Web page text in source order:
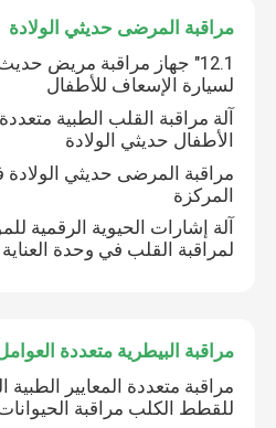
مراقبة المرضى حديثي الولادة
12.1" جهاز مراقبة مريض
لسيارة الإسعاف للأطفال
آلة مراقبة القلب الطبية
الأطفال حديثي الولادة
مراقبة المرضى حديثي الولادة
المركزة
آلة إشارات الحيوية الرقمية
لمراقبة القلب في وحدة
مراقبة البيطرية متعددة
مراقبة متعددة المعايير الطبية
للقطط الكلب مراقبة